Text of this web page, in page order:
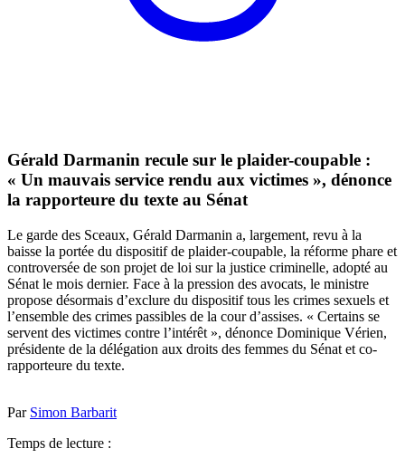
Gérald Darmanin recule sur le plaider-coupable :
« Un mauvais service rendu aux victimes », dénonce
la rapporteure du texte au Sénat
Le garde des Sceaux, Gérald Darmanin a, largement, revu à la
baisse la portée du dispositif de plaider-coupable, la réforme phare et
controversée de son projet de loi sur la justice criminelle, adopté au
Sénat le mois dernier. Face à la pression des avocats, le ministre
propose désormais d’exclure du dispositif tous les crimes sexuels et
l’ensemble des crimes passibles de la cour d’assises. « Certains se
servent des victimes contre l’intérêt », dénonce Dominique Vérien,
présidente de la délégation aux droits des femmes du Sénat et co-
rapporteure du texte.
Par Simon Barbarit
Temps de lecture :